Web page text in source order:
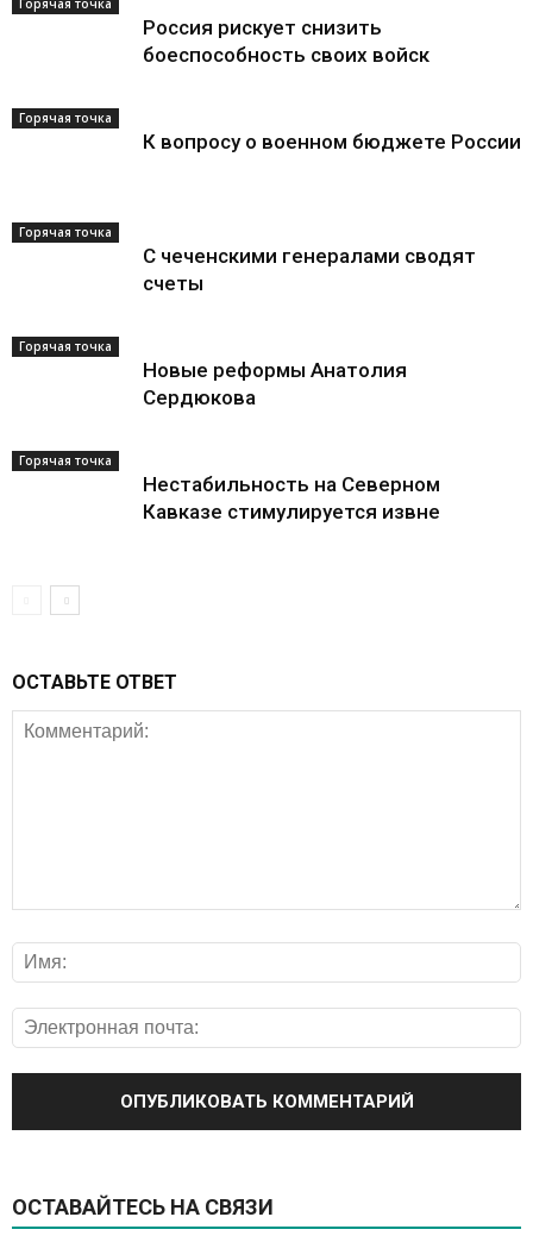
Россия рискует снизить
боеспособность своих войск
Горячая точка
К вопросу о военном бюджете России
Горячая точка
С чеченскими генералами сводят
счеты
Горячая точка
Новые реформы Анатолия
Сердюкова
Горячая точка
Нестабильность на Северном
Кавказе стимулируется извне
ОСТАВЬТЕ ОТВЕТ
ОСТАВАЙТЕСЬ НА СВЯЗИ